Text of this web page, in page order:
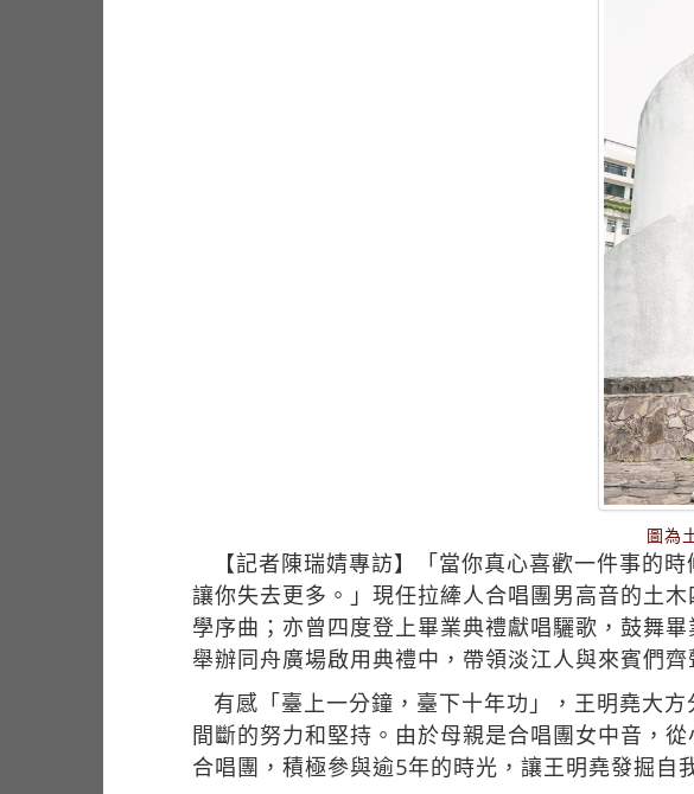
圖為
【記者陳瑞婧專訪】「當你真心喜歡一件事的
讓你失去更多。」現任拉縴人合唱團男高音的土
學序曲；亦曾四度登上畢業典禮獻唱驪歌，鼓舞
舉辦同舟廣場啟用典禮中，帶領淡江人與來賓們齊
有感「臺上一分鐘，臺下十年功」，王明堯大
間斷的努力和堅持。由於母親是合唱團女中音，
合唱團，積極參與逾5年的時光，讓王明堯發掘自